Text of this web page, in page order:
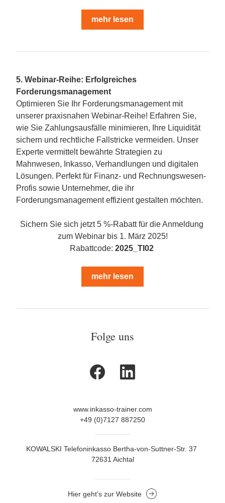
mehr lesen
5. Webinar-Reihe: Erfolgreiches
Forderungsmanagement
Optimieren Sie Ihr Forderungsmanagement mit
unserer praxisnahen Webinar-Reihe! Erfahren Sie,
wie Sie Zahlungsausfälle minimieren, Ihre Liquidität
sichern und rechtliche Fallstricke vermeiden. Unser
Experte vermittelt bewährte Strategien zu
Mahnwesen, Inkasso, Verhandlungen und digitalen
Lösungen. Perfekt für Finanz- und Rechnungswesen-
Profis sowie Unternehmer, die ihr
Forderungsmanagement effizient gestalten möchten.
Sichern Sie sich jetzt 5 %-Rabatt für die Anmeldung
zum Webinar bis 1. März 2025!
Rabattcode: 2025_TI02
mehr lesen
Folge uns
www.inkasso-trainer.com
+49 (0)7127 887250
KOWALSKI Telefoninkasso Bertha-von-Suttner-Str. 37
72631 Aichtal
Hier geht's zur Website